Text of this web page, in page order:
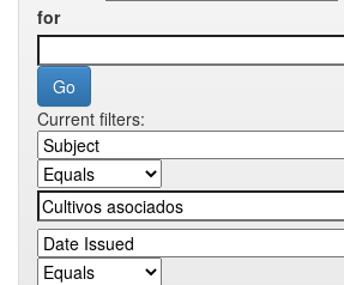
for
Current filters: